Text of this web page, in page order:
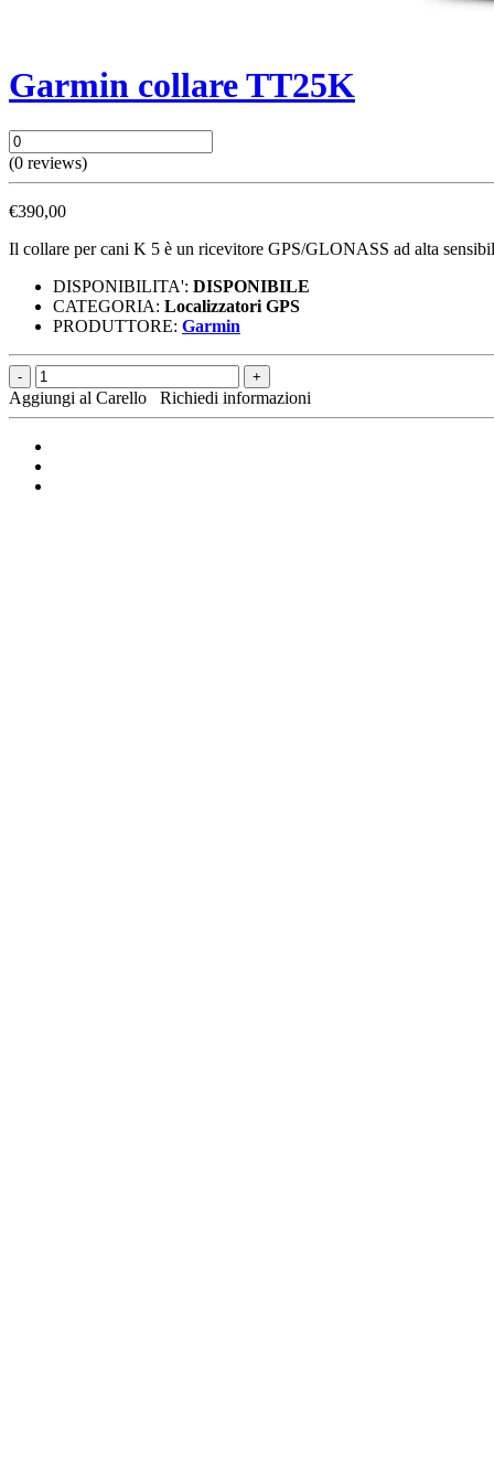
Garmin collare TT25K
(0 reviews)
€390,00
Il collare per cani K 5 è un ricevitore GPS/GLONASS ad alta
DISPONIBILITA': DISPONIBILE
CATEGORIA: Localizzatori GPS
PRODUTTORE: Garmin
Aggiungi al Carello Richiedi informazioni